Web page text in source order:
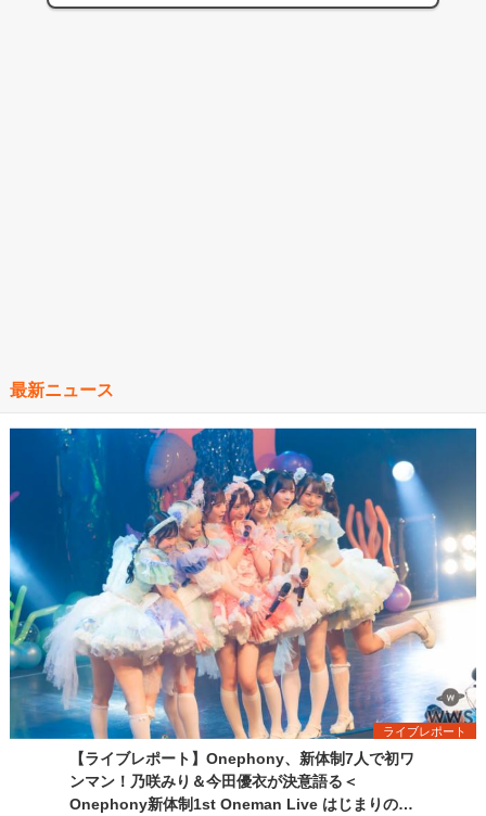
最新ニュース
ライブレポート
【ライブレポート】Onephony、新体制7人で初ワ
ンマン！乃咲みり＆今田優衣が決意語る＜
Onephony新体制1st Oneman Live はじまりの夏